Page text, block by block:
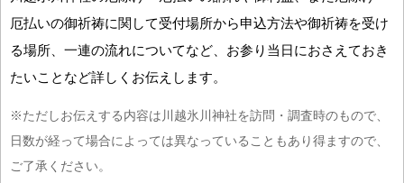
厄払いの御祈祷に関して受付場所から申込方法や御祈祷を受け
る場所、一連の流れについてなど、お参り当日におさえておき
たいことなど詳しくお伝えします。
※ただしお伝えする内容は川越氷川神社を訪問・調査時のもので、
日数が経って場合によっては異なっていることもあり得ますので、
ご了承ください。